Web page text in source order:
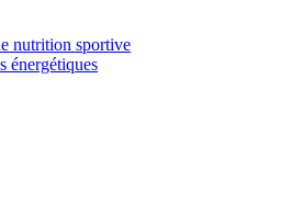
nutrition sportive
énergétiques